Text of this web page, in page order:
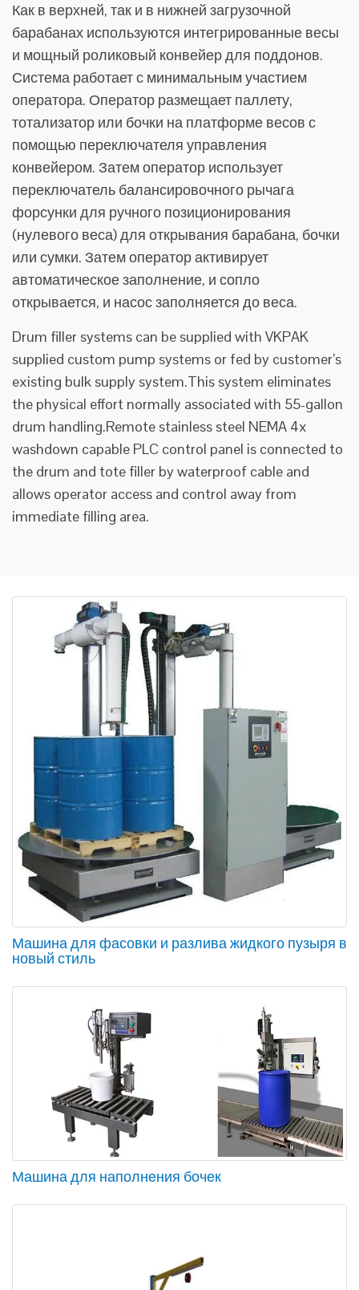
Как в верхней, так и в нижней загрузочной
барабанах используются интегрированные весы
и мощный роликовый конвейер для поддонов.
Система работает с минимальным участием
оператора. Оператор размещает паллету,
тотализатор или бочки на платформе весов с
помощью переключателя управления
конвейером. Затем оператор использует
переключатель балансировочного рычага
форсунки для ручного позиционирования
(нулевого веса) для открывания барабана, бочки
или сумки. Затем оператор активирует
автоматическое заполнение, и сопло
открывается, и насос заполняется до веса.
Drum filler systems can be supplied with VKPAK
supplied custom pump systems or fed by customer’s
existing bulk supply system.This system eliminates
the physical effort normally associated with 55-gallon
drum handling.Remote stainless steel NEMA 4x
washdown capable PLC control panel is connected to
the drum and tote filler by waterproof cable and
allows operator access and control away from
immediate filling area.
Машина для фасовки и разлива жидкого пузыря в
новый стиль
Машина для наполнения бочек